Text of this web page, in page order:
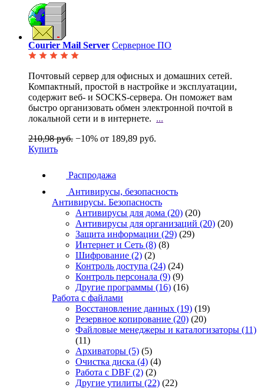
Courier Mail Server Серверное ПО
Почтовый сервер для офисных и домашних сетей.
Компактный, простой в настройке и эксплуатации,
содержит веб- и SOCKS-сервера. Он поможет вам
быстро организовать обмен электронной почтой в
локальной сети и в интернете. ...
210,98 руб. −10% от 189,89 руб.
Купить
Распродажа
Антивирусы, безопасность
Антивирусы. Безопасность
Антивирусы для дома (20) (20)
Антивирусы для организаций (20) (20)
Защита информации (29) (29)
Интернет и Сеть (8) (8)
Шифрование (2) (2)
Контроль доступа (24) (24)
Контроль персонала (9) (9)
Другие программы (16) (16)
Работа с файлами
Восстановление данных (19) (19)
Резервное копирование (20) (20)
Файловые менеджеры и каталогизаторы (11)
(11)
Архиваторы (5) (5)
Очистка диска (4) (4)
Работа с DBF (2) (2)
Другие утилиты (22) (22)